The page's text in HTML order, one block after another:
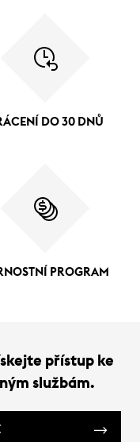
DO 30 DNŮ
PROGRAM
přístup ke
službám.